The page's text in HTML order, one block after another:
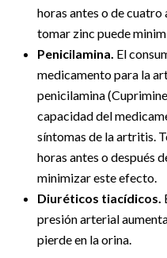
horas antes o de cuatro
tomar zinc puede
Penicilamina. El
medicamento para la
penicilamina
capacidad del
síntomas de la artritis.
horas antes o después
minimizar este efecto.
Diuréticos tiacídicos.
presión arterial
pierde en la orina.